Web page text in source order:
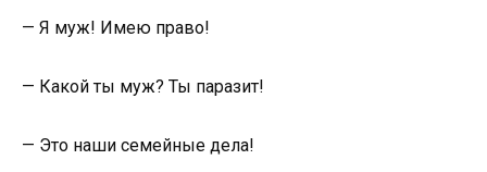
— Я муж! Имею право!
— Какой ты муж? Ты паразит!
— Это наши семейные дела!